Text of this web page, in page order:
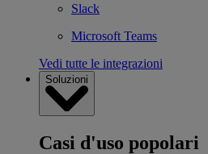
Slack
Microsoft Teams
Vedi tutte le integrazioni
Soluzioni
Casi d'uso popolari